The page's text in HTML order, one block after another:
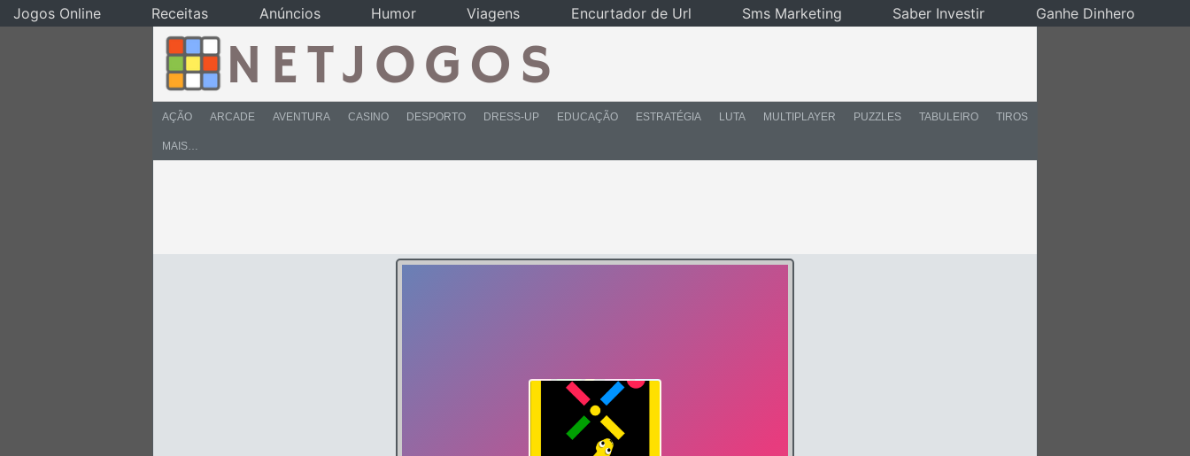
AÇÃO ARCADE AVENTURA CASINO DESPORTO DRESS-UP EDUCAÇÃO ESTRATÉGIA LUTA MULTIPLAYER PUZZLES TABULEIRO TIROS
MAIS…
Jogos Online Receitas Anúncios Humor Viagens Encurtador de Url Sms Marketing Saber Investir Ganhe Dinhero